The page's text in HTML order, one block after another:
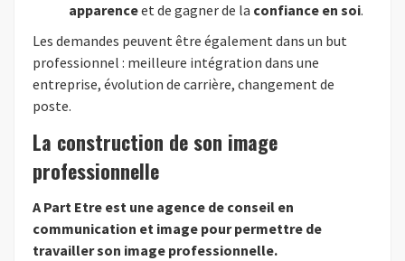
apparenceet de gagner de la confiance en soi.
Les demandes peuvent être également dans un but
professionnel : meilleure intégration dans une
entreprise, évolution de carrière, changement de
poste.
La construction de son image
professionnelle
A Part Etre est une agence de conseil en
communication et image pour permettre de
travailler son image professionnelle.